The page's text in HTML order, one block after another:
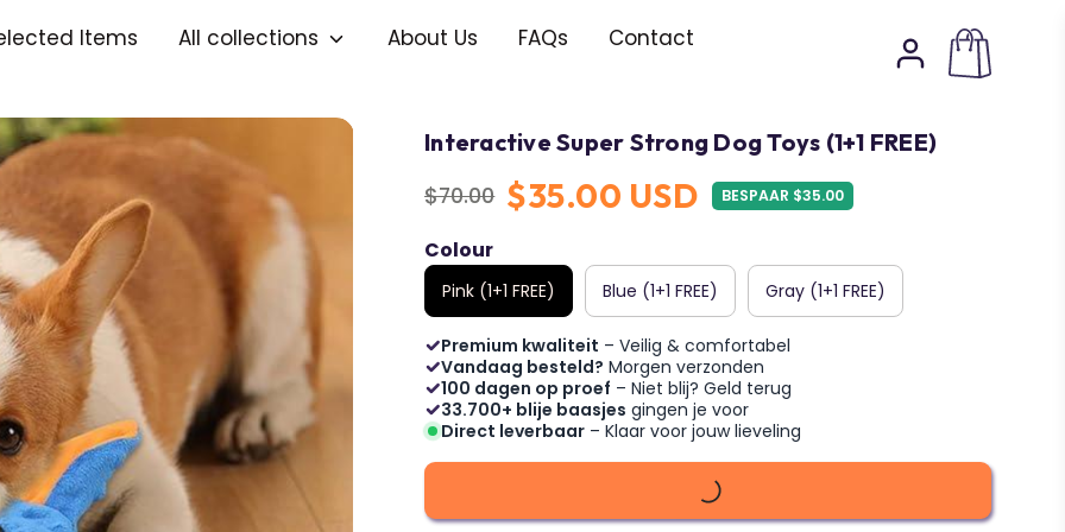
Items All collections About Us FAQs Contact
Interactive Super Strong Dog Toys (1+1 FREE)
Regular
price
$70.00 $35.00 USD BESPAAR $35.00
Colour
Pink (1+1 FREE) Blue (1+1 FREE) Gray (1+1 FREE)
Premium kwaliteit – Veilig & comfortabel
Vandaag besteld? Morgen verzonden
100 dagen op proef – Niet blij? Geld terug
33.700+ blije baasjes gingen je voor
Direct leverbaar – Klaar voor jouw lieveling